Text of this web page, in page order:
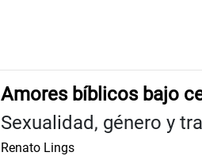
Amores bíblicos bajo
Sexualidad, género y
Renato Lings